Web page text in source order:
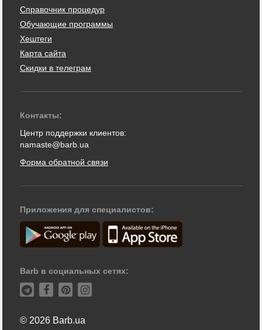
Справочник процедур
Обучающие программы
Хештеги
Карта сайта
Скидки в телеграм
Контакты:
Центр поддержки клиентов:
namaste@barb.ua
Форма обратной связи
Приложения для специалистов:
Barb в социальных сетях:
© 2026 Barb.ua